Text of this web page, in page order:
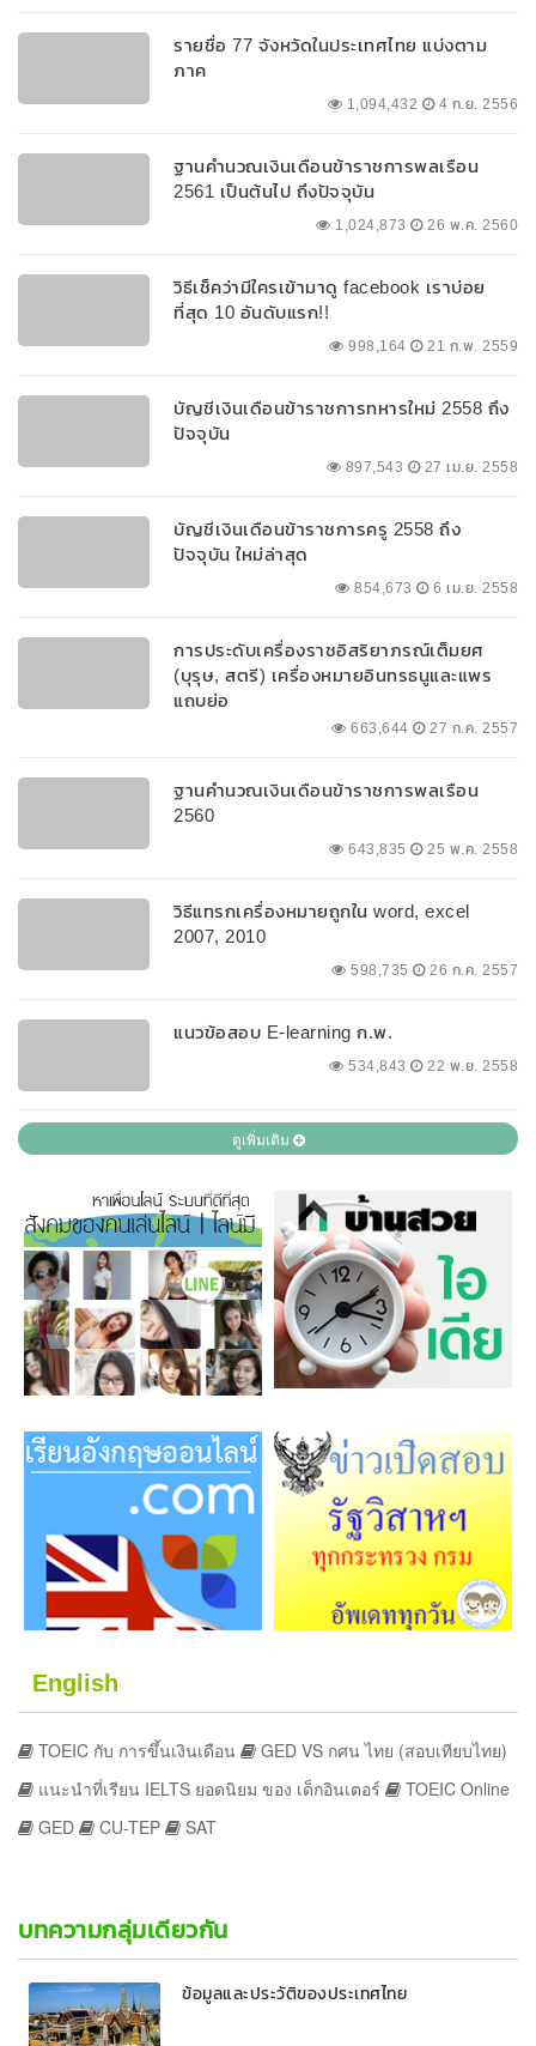
รายชื่อ 77 จังหวัดในประเทศไทย แบ่งตาม
ภาค
1,094,432 4 ก.ย. 2556
ฐานคำนวณเงินเดือนข้าราชการพลเรือน
2561 เป็นต้นไป ถึงปัจจุบัน
1,024,873 26 พ.ค. 2560
วิธีเช็คว่ามีใครเข้ามาดู facebook เราบ่อย
ที่สุด 10 อันดับแรก!!
998,164 21 ก.พ. 2559
บัญชีเงินเดือนข้าราชการทหารใหม่ 2558 ถึง
ปัจจุบัน
897,543 27 เม.ย. 2558
บัญชีเงินเดือนข้าราชการครู 2558 ถึง
ปัจจุบัน ใหม่ล่าสุด
854,673 6 เม.ย. 2558
การประดับเครื่องราชอิสริยาภรณ์เต็มยศ
(บุรุษ, สตรี) เครื่องหมายอินทรธนูและแพร
แถบย่อ
663,644 27 ก.ค. 2557
ฐานคำนวณเงินเดือนข้าราชการพลเรือน
2560
643,835 25 พ.ค. 2558
วิธีแทรกเครื่องหมายถูกใน word, excel
2007, 2010
598,735 26 ก.ค. 2557
แนวข้อสอบ E-learning ก.พ.
534,843 22 พ.ย. 2558
ดูเพิ่มเติม
English
TOEIC กับ การขึ้นเงินเดือน
GED VS กศน ไทย (สอบเทียบไทย)
แนะนำที่เรียน IELTS ยอดนิยม ของ เด็กอินเตอร์
TOEIC Online
GED
CU-TEP SAT
บทความกลุ่มเดียวกัน
ข้อมูลและประวัติของประเทศไทย